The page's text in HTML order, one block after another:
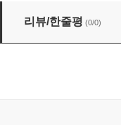
리뷰/한줄평 (0/0)